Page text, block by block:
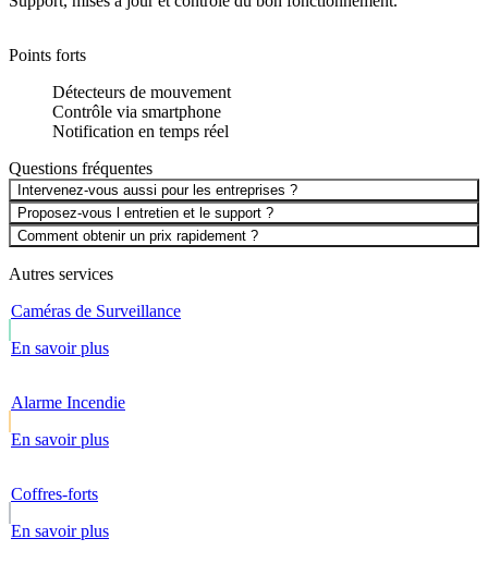
Points forts
Détecteurs de mouvement
Contrôle via smartphone
Notification en temps réel
Questions fréquentes
Intervenez-vous aussi pour les entreprises ?
Proposez-vous l entretien et le support ?
Comment obtenir un prix rapidement ?
Autres services
Caméras de Surveillance
En savoir plus
Alarme Incendie
En savoir plus
Coffres-forts
En savoir plus